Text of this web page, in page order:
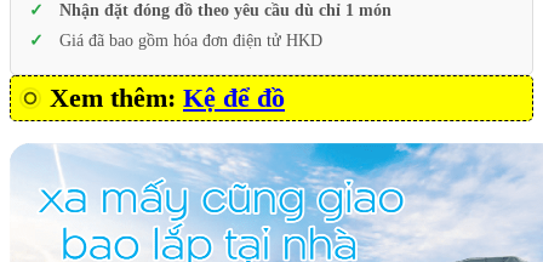
Nhận đặt đóng đồ theo yêu cầu dù chỉ 1 món
Giá đã bao gồm hóa đơn điện tử HKD
Xem thêm: Kệ để đồ